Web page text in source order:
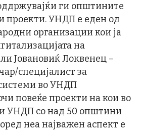
ги општините
проекти. УНДП е еден од
организации кои ја
на
Јовановиќ Локвенец –
специјалист за
во УНДП
повеќе проекти на кои во
УНДП со над 50 општини
неа најважен аспект е